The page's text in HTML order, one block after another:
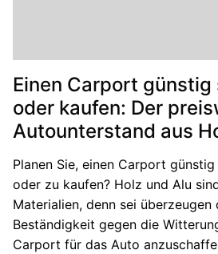
Einen Carport günstig
oder kaufen: Der
Autounterstand aus
Planen Sie, einen Carport
oder zu kaufen? Holz und Alu
Materialien, denn sei überzeugen
Beständigkeit gegen die
Carport für das Auto